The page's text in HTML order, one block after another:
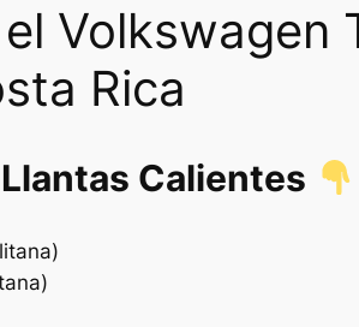
Volkswagen
Rica
Llantas Calientes